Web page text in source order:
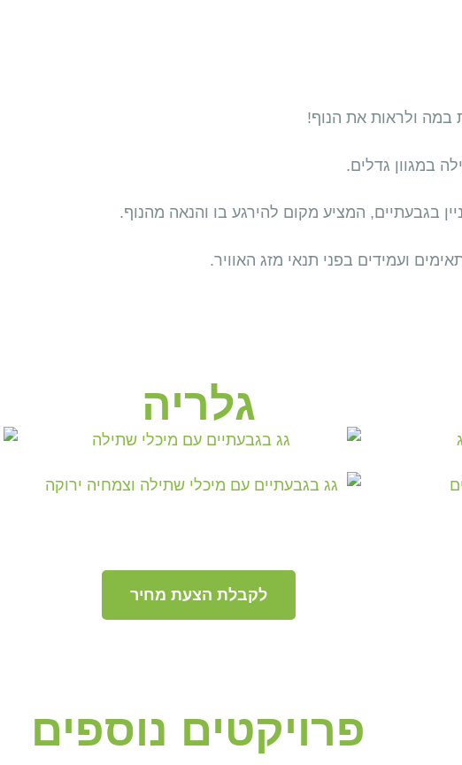
במגוון גדלים.
בגבעתיים, המציע מקום להירגע בו והנאה מהנוף.
ועמידים בפני תנאי מזג האוויר.
גלריה
לקבלת הצעת מחיר
פרויקטים נוספים